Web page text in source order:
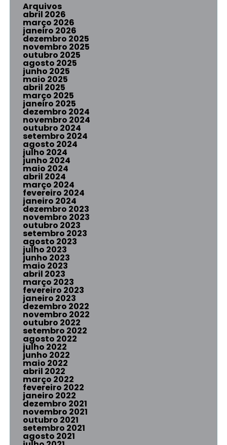
Arquivos
abril 2026
março 2026
janeiro 2026
dezembro 2025
novembro 2025
outubro 2025
agosto 2025
junho 2025
maio 2025
abril 2025
março 2025
janeiro 2025
dezembro 2024
novembro 2024
outubro 2024
setembro 2024
agosto 2024
julho 2024
junho 2024
maio 2024
abril 2024
março 2024
fevereiro 2024
janeiro 2024
dezembro 2023
novembro 2023
outubro 2023
setembro 2023
agosto 2023
julho 2023
junho 2023
maio 2023
abril 2023
março 2023
fevereiro 2023
janeiro 2023
dezembro 2022
novembro 2022
outubro 2022
setembro 2022
agosto 2022
julho 2022
junho 2022
maio 2022
abril 2022
março 2022
fevereiro 2022
janeiro 2022
dezembro 2021
novembro 2021
outubro 2021
setembro 2021
agosto 2021